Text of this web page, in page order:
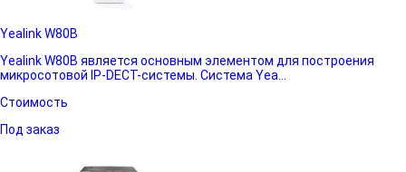
Yealink W80B
Yealink W80B является основным элементом для построения
микросотовой IP-DECT-системы. Система Yea...
Стоимость
Под заказ